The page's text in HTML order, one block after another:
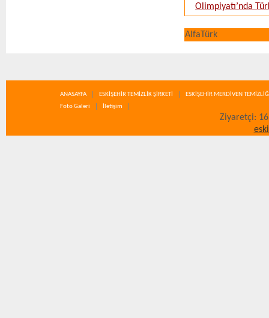
Olimpiyatı’nda
AlfaTürk
ANASAYFA ESKİŞEHİR TEMİZLİK ŞİRKETİ
ESKİŞEHİR MERDİVEN
Foto Galeri
İletişim
Ziyaretçi: